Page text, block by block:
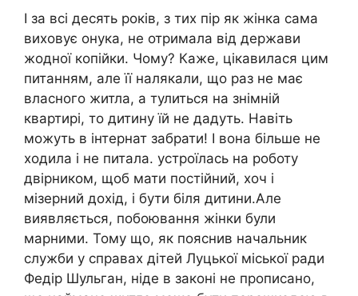
І за всі десять років, з тих пір як жінка сама
виховує онука, не отримала від держави
жодної копійки. Чому? Каже, цікавилася цим
питанням, але її налякали, що раз не має
власного житла, а тулиться на знімній
квартирі, то дитину їй не дадуть. Навіть
можуть в інтернат забрати! І вона більше не
ходила і не питала. устроїлась на роботу
двірником, щоб мати постійний, хоч і
мізерний дохід, і бути біля дитини.Але
виявляється, побоювання жінки були
марними. Тому що, як пояснив начальник
служби у справах дітей Луцької міської ради
Федір Шульган, ніде в законі не прописано,